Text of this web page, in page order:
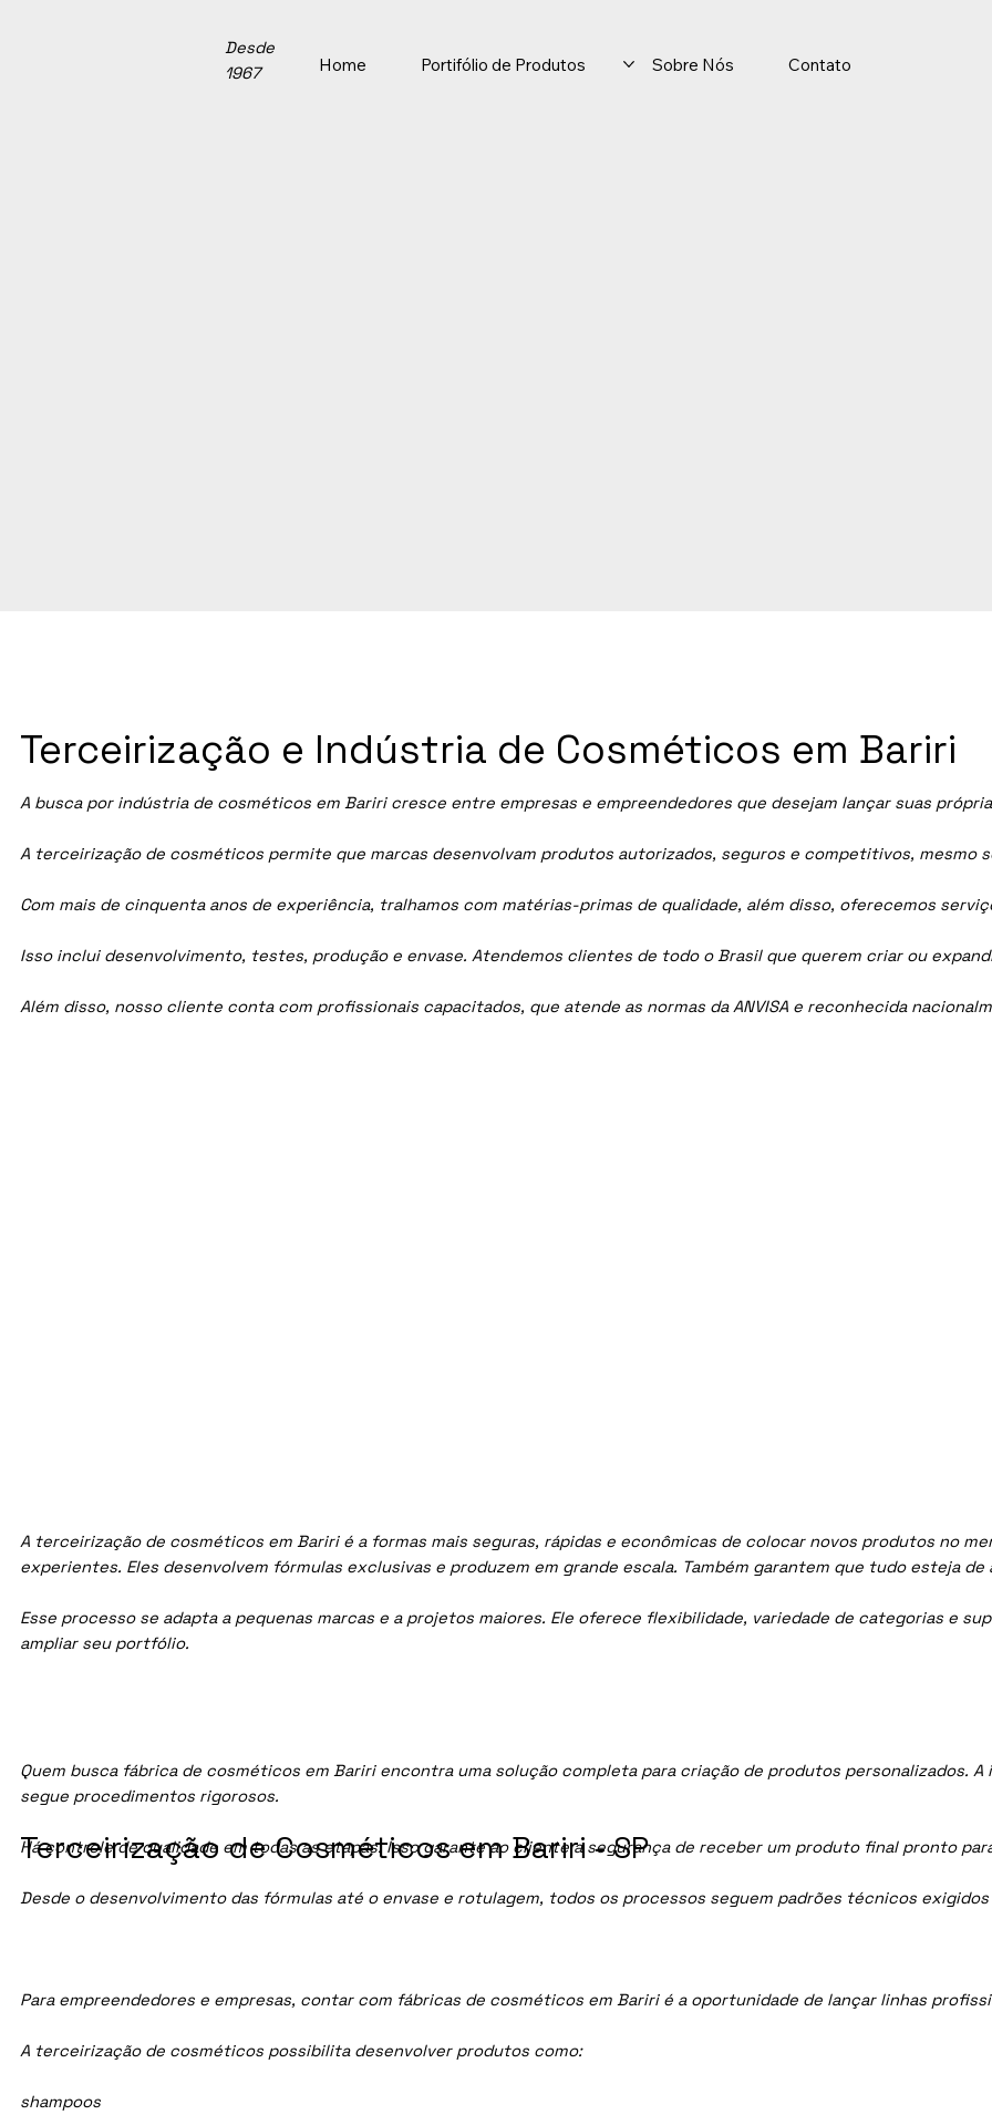
Home Portifólio de Produtos Sobre Nós Contato
Desde
1967
A busca por indústria de cosméticos emBariricresce entre empresas e empreendedores que desejam lançar suas
A terceirização de cosméticos permite que marcas desenvolvam produtos autorizados, seguros e competitivos, mesmo
Com mais de cinquenta anos de experiência, tralhamos com matérias-primas de qualidade, além disso, oferecemos
Isso inclui desenvolvimento, testes, produção e envase. Atendemos clientes de todo o Brasil que querem criar ou
Além disso, nosso cliente conta com profissionais capacitados, que atende as normas da ANVISA e reconhecida
A terceirização de cosméticos em Bariri é a formas mais seguras, rápidas e econômicas de colocar novos produtos no
experientes. Eles desenvolvem fórmulas exclusivas e produzem em grande escala. Também garantem que tudo esteja de
Esse processo se adapta a pequenas marcas e a projetos maiores. Ele oferece flexibilidade, variedade de categorias e
ampliar seu portfólio.
Quem busca fábrica de cosméticos em Bariri encontra uma solução completa para criação de produtos personalizados.
segue procedimentos rigorosos.
Há controle de qualidade em todas as etapas. Isso garante ao cliente a segurança de receber um produto final pronto
Desde o desenvolvimento das fórmulas até o envase e rotulagem, todos os processos seguem padrões técnicos
Para empreendedores e empresas, contar com fábricas de cosméticos em Bariri é a oportunidade de lançar linhas
A terceirização de cosméticos possibilita desenvolver produtos como:
shampoos
Terceirização e Indústria de Cosméticos em Bariri
Terceirização de Cosméticos em Bariri - SP